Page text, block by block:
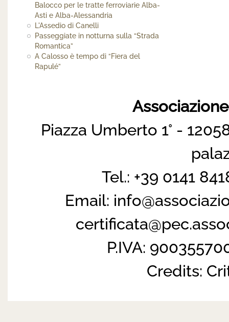
Balocco per le tratte ferroviarie Alba-
Asti e Alba-Alessandria
L'Assedio di Canelli
Passeggiate in notturna sulla “Strada
Romantica”
A Calosso è tempo di “Fiera del
Rapulé”
Piazza Umberto 1° -
Tel.: +39 0141
Email:
P.IVA:
Credits: